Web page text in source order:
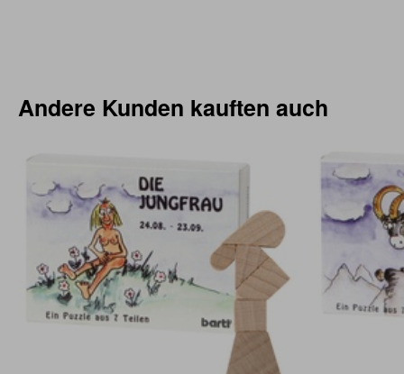
Andere Kunden kauften auch